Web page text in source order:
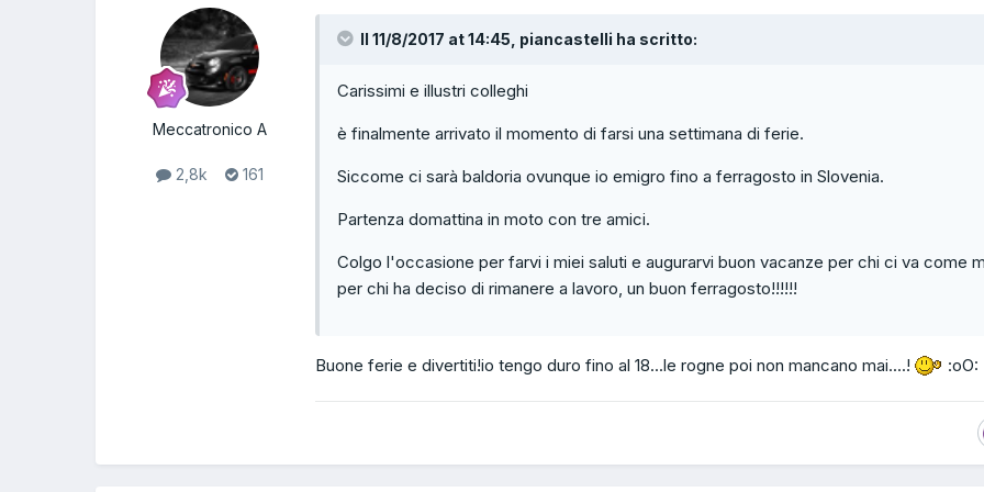
Meccatronico A
2,8k 161
Il 11/8/2017 at 14:45, piancastelli ha scritto:
Carissimi e illustri colleghi
è finalmente arrivato il momento di farsi una settimana di ferie.
Siccome ci sarà baldoria ovunque io emigro fino a ferragosto in Slovenia.
Partenza domattina in moto con tre amici.
Colgo l'occasione per farvi i miei saluti e augurarvi buon vacanze per chi ci va come
per chi ha deciso di rimanere a lavoro, un buon ferragosto!!!!!!
Buone ferie e divertiti!io tengo duro fino al 18...le rogne poi non mancano mai....! :oO: